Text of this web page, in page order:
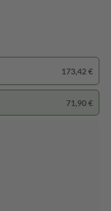
173,42 €
71,90 €